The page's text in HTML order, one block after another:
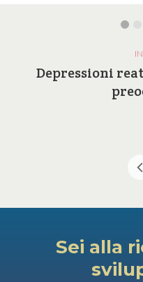
Depressioni
Sei alla